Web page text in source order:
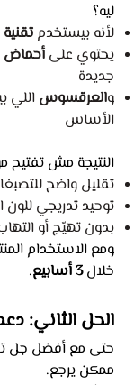
ليه؟
لأنه بيستخدمتقنية
يحتوي على أحماض
جديدة
والعرقسوس اللي
الأساس
النتيجة مش تفتيح
تقليل واضح
توحيد تدريجي للون
بدون تهيّج أو
ومع الاستخدام
خلال3 أسابيع .
الحل الثاني:
حتى مع أفضل جل
ممكن يرجع.